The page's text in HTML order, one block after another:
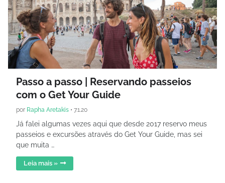
Passo a passo | Reservando passeios
com o Get Your Guide
por Rapha Aretakis • 7.1.20
Já falei algumas vezes aqui que desde 2017 reservo meus
passeios e excursões através do Get Your Guide, mas sei
que muita …
Leia mais »